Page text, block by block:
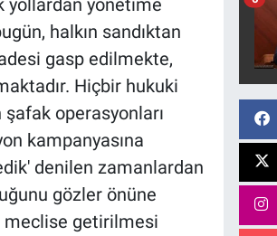
yollardan yönetime
halkın sandıktan
gasp edilmekte,
Hiçbir hukuki
operasyonları
kampanyasına
denilen zamanlardan
gözler önüne
meclise getirilmesi